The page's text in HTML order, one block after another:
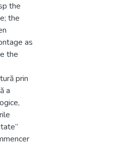
the
the
as
the
prin
a